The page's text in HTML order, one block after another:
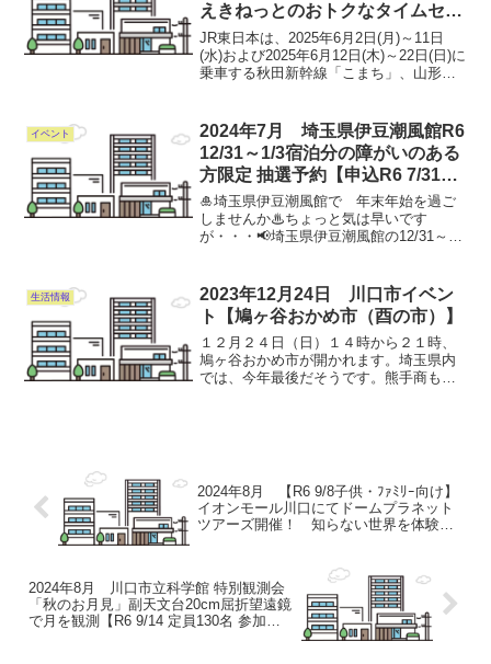
えきねっとのおトクなタイムセー
ルを期間限定で初実施！
JR東日本は、2025年6月2日(月)～11日
(水)および2025年6月12日(木)～22日(日)に
乗車する秋田新幹線「こまち」、山形新
っぷ「新幹線eチケット（トクだ値...
イベント
2024年7月 埼玉県伊豆潮風館R6
12/31～1/3宿泊分の障がいのある
方限定 抽選予約【申込R6 7/31ま
で】
🎍埼玉県伊豆潮風館で 年末年始を過ご
しませんか♨ちょっと気は早いです
が・・・📢埼玉県伊豆潮風館の12/31～
ら7/31（当日消印有効）までにお申込み
ください🖊抽...
生活情報
2023年12月24日 川口市イベン
ト【鳩ヶ谷おかめ市（酉の市）】
１２月２４日（日）１４時から２１時、
鳩ヶ谷おかめ市が開かれます。埼玉県内
では、今年最後だそうです。熊手商も含
2024年8月 【R6 9/8子供・ﾌｧﾐﾘｰ向け】
イオンモール川口にてドームプラネット
ツアーズ開催！ 知らない世界を体験す
2024年8月 川口市立科学館 特別観測会
「秋のお月見」副天文台20cm屈折望遠鏡
で月を観測【R6 9/14 定員130名 参加費